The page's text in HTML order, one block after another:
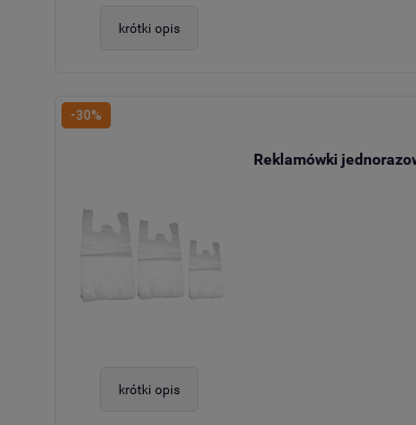
krótki opis
Reklamówki
krótki opis
-30%